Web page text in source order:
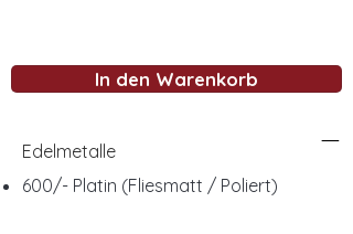
In den Warenkorb
Edelmetalle
600/- Platin (Fliesmatt / Poliert)